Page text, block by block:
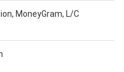
MoneyGram, L/C